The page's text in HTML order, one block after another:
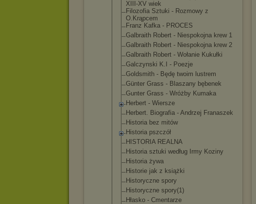
XIII-XV wiek
Filozofia Sztuki - Rozmowy z
O.Krąpcem
Franz Kafka - PROCES
Galbraith Robert - Niespokojna krew 1
Galbraith Robert - Niespokojna krew 2
Galbraith Robert - Wołanie Kukułki
Galczynski K.I - Poezje
Goldsmith - Będę twoim lustrem
Günter Grass - Blaszany bębenek
Gunter Grass - Wróżby Kumaka
Herbert - Wiersze
Herbert. Biografia - Andrzej Franaszek
Historia bez mitów
Historia pszczół
HISTORIA REALNA
Historia sztuki według Irmy Koziny
Historia żywa
Historie jak z książki
Historyczne spory
Historyczne spory(1)
Hłasko - Cmentarze